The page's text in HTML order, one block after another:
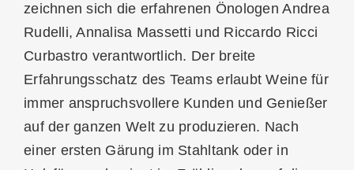
zeichnen sich die erfahrenen Önologen Andrea
Rudelli, Annalisa Massetti und Riccardo Ricci
Curbastro verantwortlich. Der breite
Erfahrungsschatz des Teams erlaubt Weine für
immer anspruchsvollere Kunden und Genießer
auf der ganzen Welt zu produzieren. Nach
einer ersten Gärung im Stahltank oder in